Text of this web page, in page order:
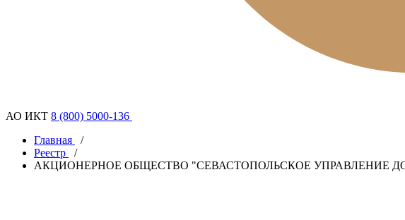
АО ИКТ 8 (800) 5000-136
Главная
/
Реестр
/
АКЦИОНЕРНОЕ ОБЩЕСТВО "СЕВАСТОПОЛЬСКОЕ УПРАВЛЕНИЕ